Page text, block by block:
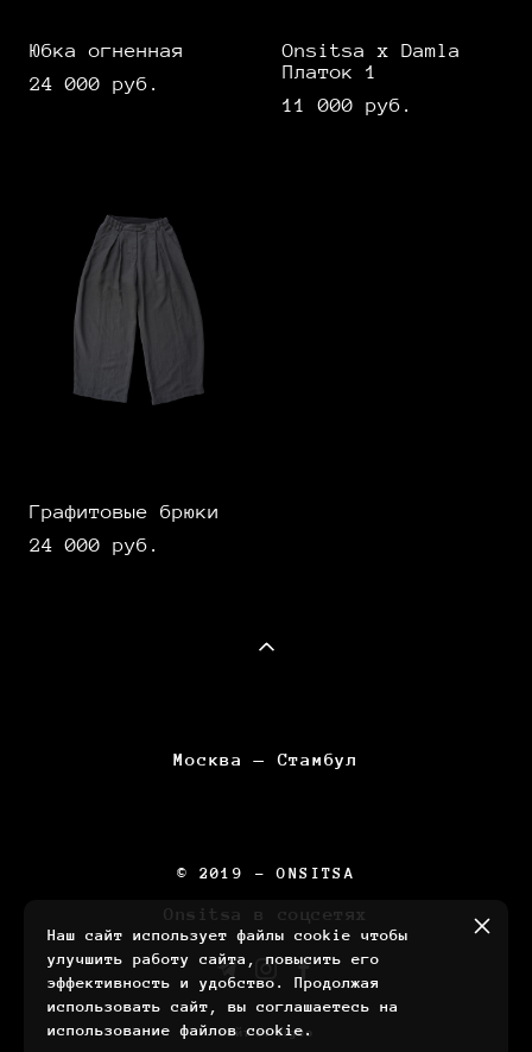
Юбка огненная
24 000 pуб.
Onsitsa x Damla
Платок 1
11 000 pуб.
Графитовые брюки
24 000 pуб.
Москва — Стамбул
© 2019 - ONSITSA
Onsitsa в соцсетях
сайт от vigbo
Наш сайт использует файлы cookie чтобы
улучшить работу сайта, повысить его
эффективность и удобство. Продолжая
использовать сайт, вы соглашаетесь на
использование файлов cookie.